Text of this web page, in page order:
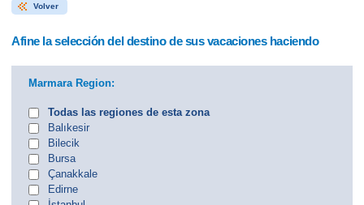
búsqueda rápida
otro país
Volver
Afine la selección del destino de sus vacaciones haciendo
Marmara Region:
Todas las regiones de esta zona
Balıkesir
Bilecik
Bursa
Çanakkale
Edirne